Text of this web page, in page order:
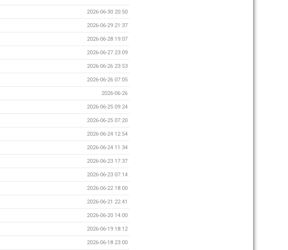
2026-06-30 20:50
2026-06-29 21:37
2026-06-28 19:07
2026-06-27 23:09
2026-06-26 23:53
2026-06-26 07:05
2026-06-26
2026-06-25 09:24
2026-06-25 07:20
2026-06-24 12:54
2026-06-24 11:34
2026-06-23 17:37
2026-06-23 07:14
2026-06-22 18:00
2026-06-21 22:41
2026-06-20 14:00
2026-06-19 18:12
2026-06-18 23:00